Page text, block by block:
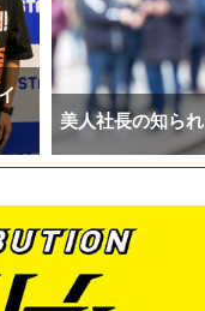
美人社長の知ら